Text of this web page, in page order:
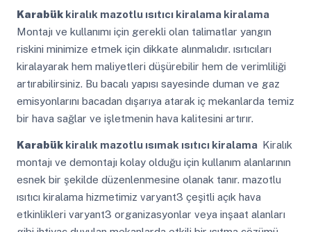
Karabükkiralık mazotlu ısıtıcı kiralama kiralama
Montajı ve kullanımı için gerekli olan talimatlar yangın
riskini minimize etmek için dikkate alınmalıdır. ısıtıcıları
kiralayarak hem maliyetleri düşürebilir hem de verimliliği
artırabilirsiniz. Bu bacalı yapısı sayesinde duman ve gaz
emisyonlarını bacadan dışarıya atarak iç mekanlarda temiz
bir hava sağlar ve işletmenin hava kalitesini artırır.
Karabükkiralık mazotlu ısımak ısıtıcı kiralama Kiralık
montajı ve demontajı kolay olduğu için kullanım alanlarının
esnek bir şekilde düzenlenmesine olanak tanır. mazotlu
ısıtıcı kiralama hizmetimiz varyant3 çeşitli açık hava
etkinlikleri varyant3 organizasyonlar veya inşaat alanları